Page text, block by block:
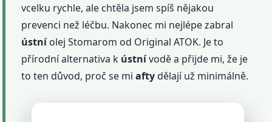
vcelku rychle, ale chtěla jsem spíš nějakou
prevenci než léčbu. Nakonec mi nejlépe zabral
ústníolej Stomarom od Original ATOK. Je to
přírodní alternativa k ústnívodě a přijde mi, že je
to ten důvod, proč se miaftydělají už minimálně.